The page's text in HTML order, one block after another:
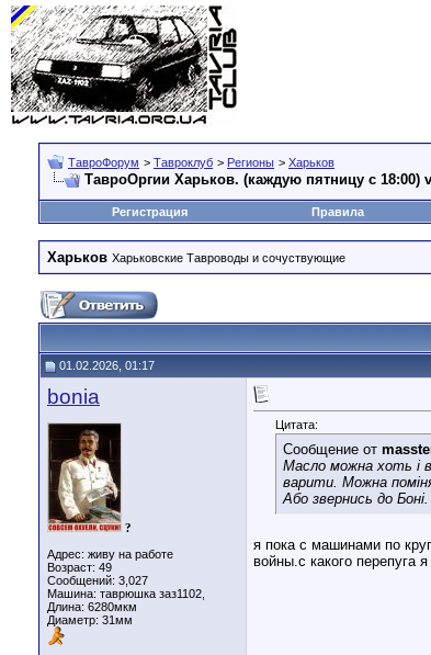
ТавроФорум > Тавроклуб > Регионы > Харьков
ТавроОргии Харьков. (каждую пятницу с 18:00)
Регистрация Правила
Харьков Харьковские Тавроводы и сочуствующие
01.02.2026, 01:17
bonia
?
Адрес: живу на работе
Возраст: 49
Сообщений: 3,027
Машина: таврюшка заз1102,
Длина: 6280мкм
Диаметр: 31мм
Цитата:
Сообщение от
Масло можна хоть і
варити. Можна
Або звернись до
я пока с машинами по
войны.с какого перепуга